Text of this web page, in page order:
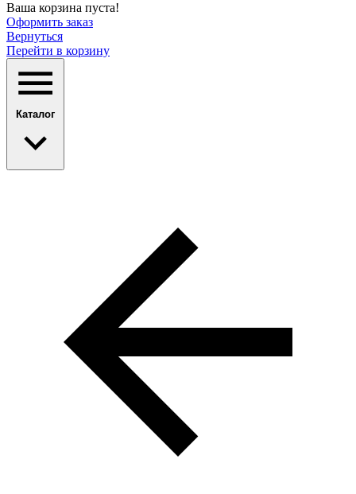
Ваша корзина пуста!
Оформить заказ
Вернуться
Перейти в корзину
Каталог